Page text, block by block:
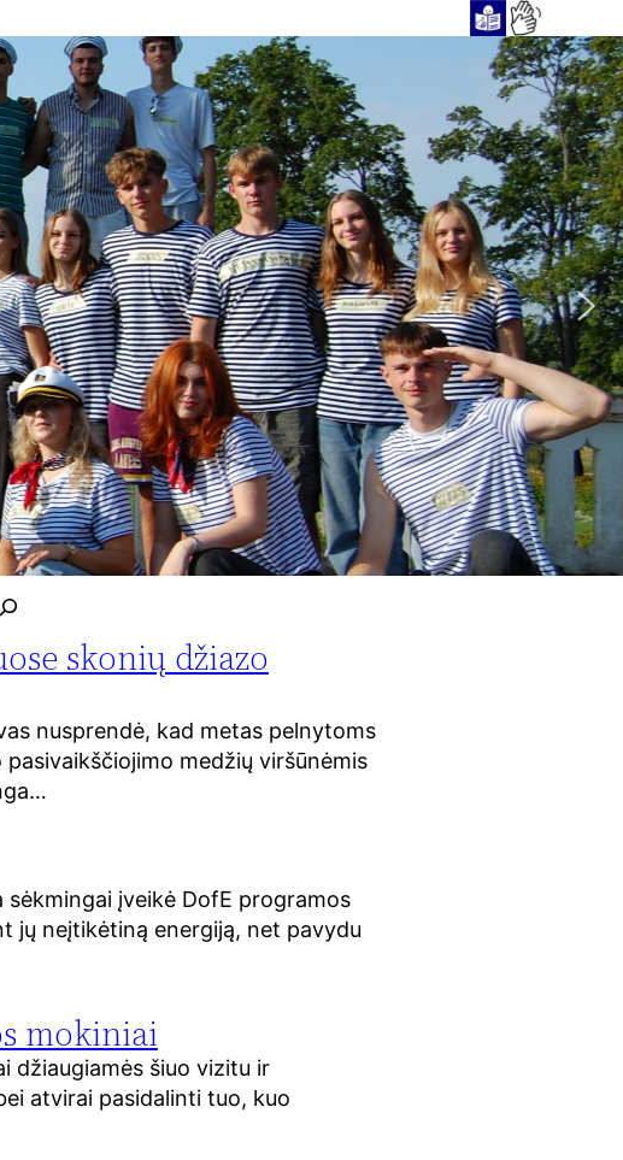
skonių džiazo
nusprendė, kad metas pelnytoms
medžių viršūnėmis
įveikė DofE programos
jų neįtikėtiną energiją, net pavydu
mokiniai
džiaugiamės šiuo vizitu ir
atvirai pasidalinti tuo, kuo